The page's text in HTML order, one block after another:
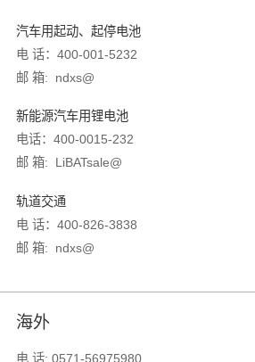
汽车用起动、起停电池
电 话： 400-001-5232
邮 箱: ndxs@
新能源汽车用锂电池
电话：400-0015-232
邮 箱: LiBATsale@
轨道交通
电 话：400-826-3838
邮 箱: ndxs@
海外
电 话: 0571-56975980